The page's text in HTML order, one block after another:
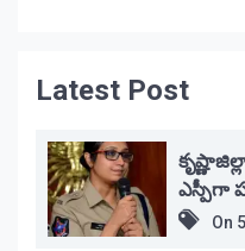
Latest Post
ఎస్పీగా
On